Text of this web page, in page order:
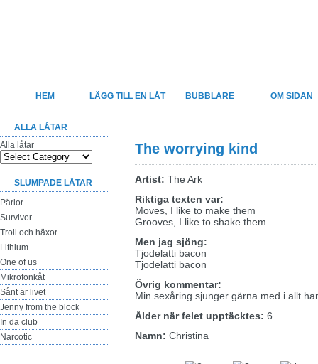
HEM LÄGG TILL EN LÅT BUBBLARE OM SIDAN
ALLA LÅTAR
Alla låtar
SLUMPADE LÅTAR
Pärlor
Survivor
Troll och häxor
Lithium
One of us
Mikrofonkåt
Sånt är livet
Jenny from the block
In da club
Narcotic
The worrying kind
Artist: The Ark
Riktiga texten var:
Moves, I like to make them
Grooves, I like to shake them
Men jag sjöng:
Tjodelatti bacon
Tjodelatti bacon
Övrig kommentar:
Min sexåring sjunger gärna med i allt
Ålder när felet upptäcktes: 6
Namn: Christina